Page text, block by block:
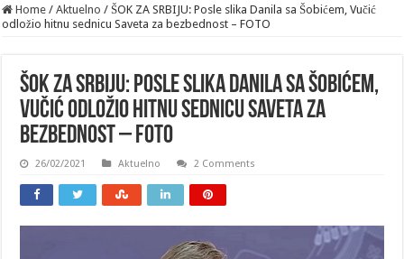
Home / Aktuelno / ŠOK ZA SRBIJU: Posle slika Danila sa Šobićem, Vučić
odložio hitnu sednicu Saveta za bezbednost – FOTO
ŠOK ZA SRBIJU: Posle slika Danila sa Šobićem,
Vučić odložio hitnu sednicu Saveta za
bezbednost – FOTO
26/02/2021 Aktuelno 2 Comments